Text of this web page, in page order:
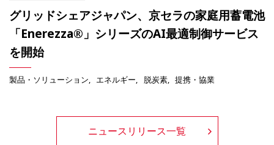
グリッドシェアジャパン、京セラの家庭用蓄電池
「Enerezza®」シリーズのAI最適制御サービス
を開始
製品・ソリューション エネルギー 脱炭素 提携・協業
ニュースリリース一覧